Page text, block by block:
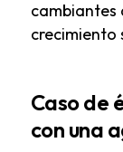
cambiantes
crecimiento
Caso de
con una